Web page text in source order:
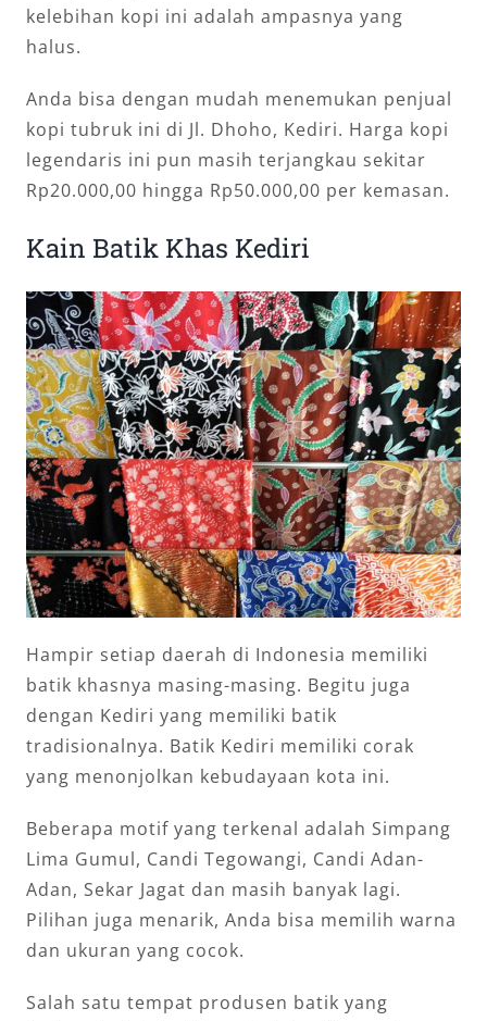
kelebihan kopi ini adalah ampasnya yang
halus.
Anda bisa dengan mudah menemukan penjual
kopi tubruk ini di Jl. Dhoho, Kediri. Harga kopi
legendaris ini pun masih terjangkau sekitar
Rp20.000,00 hingga Rp50.000,00 per kemasan.
Kain Batik Khas Kediri
Hampir setiap daerah di Indonesia memiliki
batik khasnya masing-masing. Begitu juga
dengan Kediri yang memiliki batik
tradisionalnya. Batik Kediri memiliki corak
yang menonjolkan kebudayaan kota ini.
Beberapa motif yang terkenal adalah Simpang
Lima Gumul, Candi Tegowangi, Candi Adan-
Adan, Sekar Jagat dan masih banyak lagi.
Pilihan juga menarik, Anda bisa memilih warna
dan ukuran yang cocok.
Salah satu tempat produsen batik yang